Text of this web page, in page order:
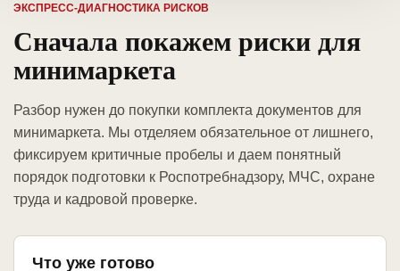
ЭКСПРЕСС-ДИАГНОСТИКА РИСКОВ
Сначала покажем риски для
минимаркета
Разбор нужен до покупки комплекта документов для
минимаркета. Мы отделяем обязательное от лишнего,
фиксируем критичные пробелы и даем понятный
порядок подготовки к Роспотребнадзору, МЧС, охране
труда и кадровой проверке.
Что уже готово